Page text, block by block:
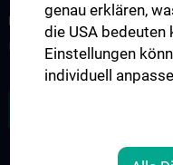
RESEARCH
Übersicht
genau erklären,
die USA bedeuten
Einstellungen
individuell